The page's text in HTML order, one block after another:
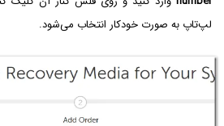
لپ‌تاپ به صورت خودکار انتخاب می‌شود.